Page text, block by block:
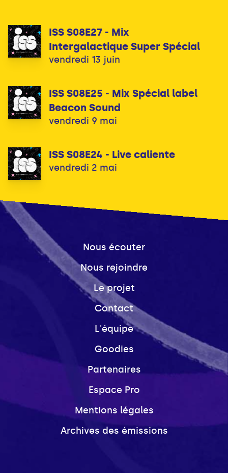
ISS S08E27 - Mix
Intergalactique Super Spécial
vendredi 13 juin
ISS S08E25 - Mix Spécial label
Beacon Sound
vendredi 9 mai
ISS S08E24 - Live caliente
vendredi 2 mai
Nous écouter
Nous rejoindre
Le projet
Contact
L'équipe
Goodies
Partenaires
Espace Pro
Mentions légales
Archives des émissions